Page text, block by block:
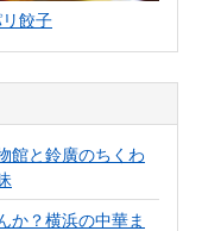
餃子
館と鈴廣のちくわ
か？横浜の中華ま